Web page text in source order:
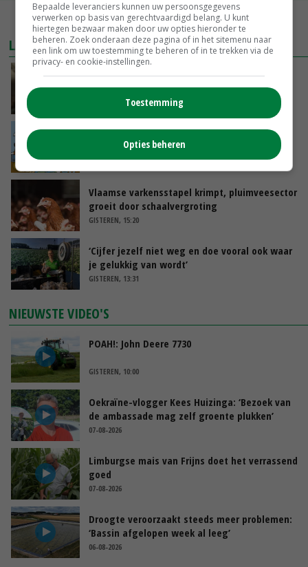
MEER MARKTPRIJZEN
LAATSTE NIEUWS
‘Samenwerking A-ware en Amalthea gaat
zorgen voor meer balans’
GISTEREN, 16:01
Internationale vraag naar geitenzuivel blijft
groot: Nederland in Europese top
GISTEREN, 15:33
Vlaamse varkensstapel krimpt, pluimveesector
groeit door schaalvergroting
GISTEREN, 15:20
‘Cijfer jezelf niet weg en doe vooral ook waar
je gelukkig van wordt’
GISTEREN, 13:31
NIEUWSTE VIDEO'S
POAH!: John Deere 7730
GISTEREN, 10:00
Oekraïne-vlogger Kees Huizinga: ‘Bezoek van
de ambassade mag zelf groente plukken’
07-08-2026
Limburgse mais van Frijns doet het verrassend
goed
07-08-2026
Droogte veroorzaakt steeds meer problemen:
‘Bassin afgelopen week al leeg’
06-08-2026
Bepaalde leveranciers kunnen uw persoonsgegevens
verwerken op basis van gerechtvaardigd belang. U kunt
hiertegen bezwaar maken door uw opties hieronder te
beheren. Zoek onderaan deze pagina of in het sitemenu naar
een link om uw toestemming te beheren of in te trekken via de
privacy- en cookie-instellingen.
Toestemming
Opties beheren